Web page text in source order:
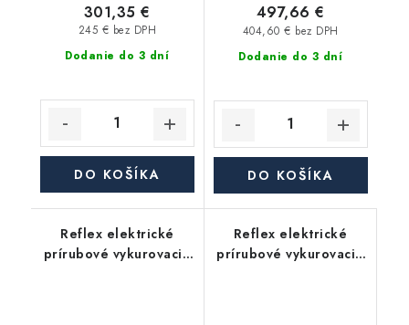
Dodanie do 3 dní
245 € bez DPH
301,35 €
DO KOŠÍKA
Dodanie do 3 dní
404,60 € bez DPH
497,66 €
DO KOŠÍKA
Reflex elektrické
prírubové vykurovacie
Reflex elektrické
prírubové vykurovacie